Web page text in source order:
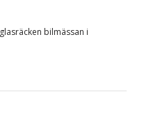
glasräcken bilmässan i